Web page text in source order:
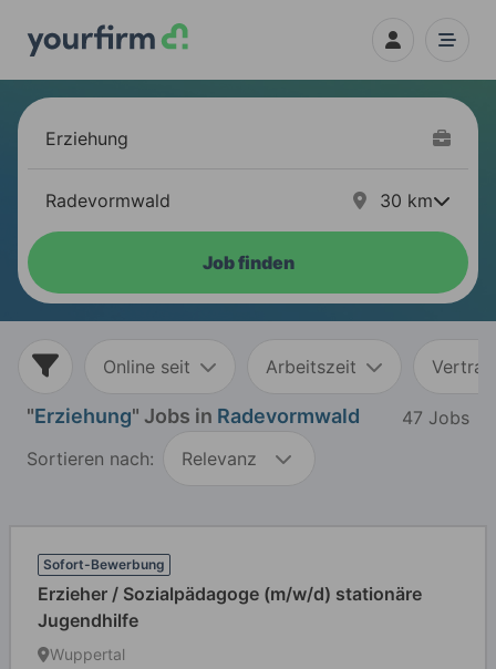
30 km
Job finden
Online seit Arbeitszeit
"Erziehung" Jobs in Radevormwald
47 Jobs
Sortieren nach:
Relevanz
Sofort-Bewerbung
Erzieher / Sozialpädagoge (m/w/d) stationäre
Jugendhilfe
Wuppertal